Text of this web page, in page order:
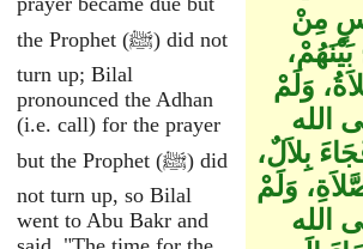
the Prophet (ﷺ) did not
turn up; Bilal
pronounced the Adhan
(i.e. call) for the prayer
but the Prophet (ﷺ) did
not turn up, so Bilal
went to Abu Bakr and
مِنْ
وَلَمْ
الله
بِلاَلٌ،
وَلَمْ
الله